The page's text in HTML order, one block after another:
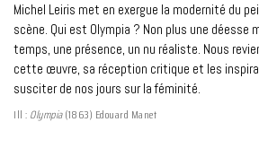
Michel Leiris met en exergue la modernité du
scène. Qui est Olympia ? Non plus une déesse
temps, une présence, un nu réaliste. Nous
cette œuvre, sa réception critique et les
susciter de nos jours sur la féminité.
Ill : Olympia(1863) Edouard Manet